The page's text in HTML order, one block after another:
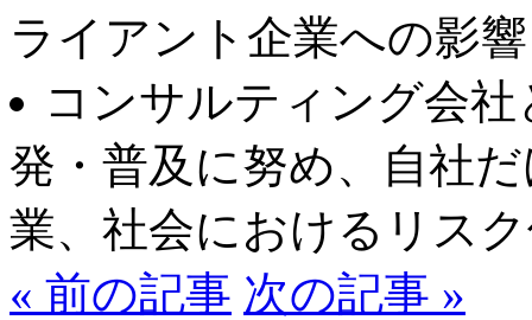
ライアント企業への影
コンサルティング会
発・普及に努め、自社
業、社会におけるリス
« 前の記事 次の記事 »